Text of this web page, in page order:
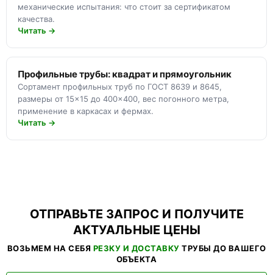
механические испытания: что стоит за сертификатом
качества.
Читать →
Профильные трубы: квадрат и прямоугольник
Сортамент профильных труб по ГОСТ 8639 и 8645,
размеры от 15×15 до 400×400, вес погонного метра,
применение в каркасах и фермах.
Читать →
ОТПРАВЬТЕ ЗАПРОС И ПОЛУЧИТЕ
АКТУАЛЬНЫЕ ЦЕНЫ
ВОЗЬМЕМ НА СЕБЯ РЕЗКУ И ДОСТАВКУ ТРУБЫ ДО ВАШЕГО
ОБЪЕКТА